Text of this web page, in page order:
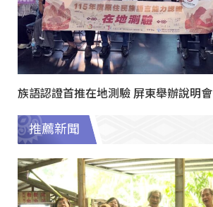
族語認證首推在地測驗 屏東舉辦說明會
推薦新聞